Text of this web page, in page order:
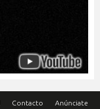
Contacto Anúnciate